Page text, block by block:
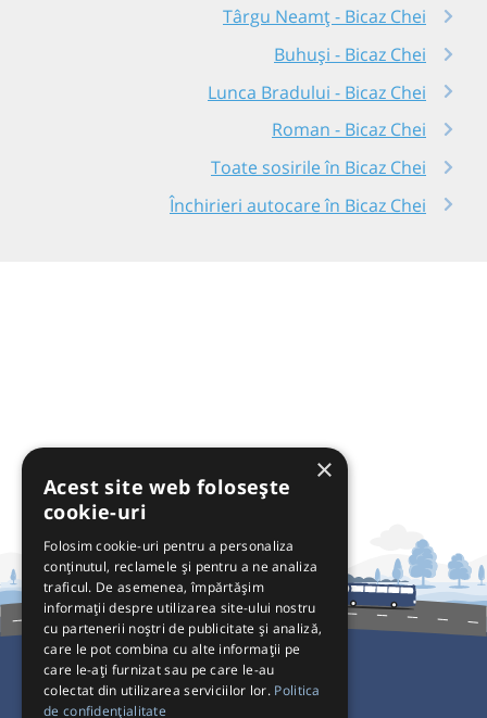
Târgu Neamț - Bicaz Chei
Buhuși - Bicaz Chei
Lunca Bradului - Bicaz Chei
Roman - Bicaz Chei
Toate sosirile în Bicaz Chei
Închirieri autocare în Bicaz Chei
Pentru Călători
×
Acest site web folosește
cookie-uri
Folosim cookie-uri pentru a personaliza
conținutul, reclamele și pentru a ne analiza
traficul. De asemenea, împărtășim
informații despre utilizarea site-ului nostru
cu partenerii noștri de publicitate și analiză,
care le pot combina cu alte informații pe
care le-ați furnizat sau pe care le-au
colectat din utilizarea serviciilor lor. Politica
de confidențialitate